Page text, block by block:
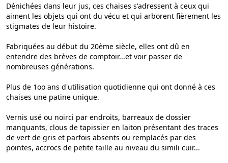
Dénichées dans leur jus, ces chaises s'adressent à ceux qui
aiment les objets qui ont du vécu et qui arborent fièrement les
stigmates de leur histoire.
Fabriquées au début du 20ème siècle, elles ont dû en
entendre des brèves de comptoir...et voir passer de
nombreuses générations.
Plus de 1oo ans d'utilisation quotidienne qui ont donné à ces
chaises une patine unique.
Vernis usé ou noirci par endroits, barreaux de dossier
manquants, clous de tapissier en laiton présentant des traces
de vert de gris et parfois absents ou remplacés par des
pointes, accrocs de petite taille au niveau du simili cuir...